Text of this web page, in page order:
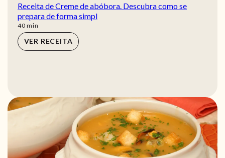
Receita de Creme de abóbora. Descubra como se
prepara de forma simpl
40min
min
VER RECEITA